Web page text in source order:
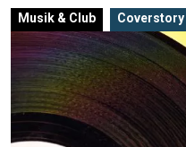
Musik & Club Coverstory